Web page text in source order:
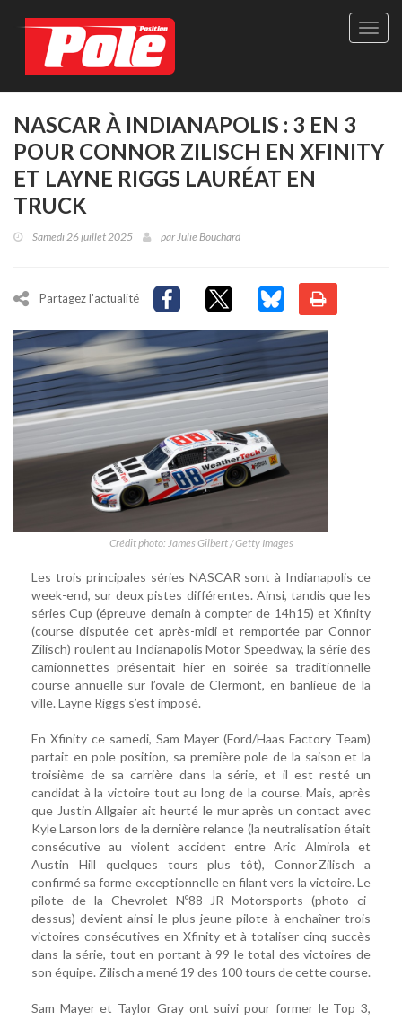
Site
Le
NASCAR À INDIANAPOLIS : 3 EN 3
POUR CONNOR ZILISCH EN XFINITY
ET LAYNE RIGGS LAURÉAT EN
TRUCK
Samedi 26 juillet 2025 parJulie Bouchard
Partagez l'actualité
Crédit photo: James Gilbert / Getty Images
Les trois principales séries NASCAR sont à Indianapolis ce
week-end, sur deux pistes différentes. Ainsi, tandis que les
séries Cup (épreuve demain à compter de 14h15) et Xfinity
(course disputée cet après-midi et remportée par Connor
Zilisch) roulent au Indianapolis Motor Speedway, la série des
camionnettes présentait hier en soirée sa traditionnelle
course annuelle sur l’ovale de Clermont, en banlieue de la
ville. Layne Riggs s’est imposé.
En Xfinity ce samedi, Sam Mayer (Ford/Haas Factory Team)
partait en pole position, sa première pole de la saison et la
troisième de sa carrière dans la série, et il est resté un
candidat à la victoire tout au long de la course. Mais, après
que Justin Allgaier ait heurté le mur après un contact avec
Kyle Larson lors de la dernière relance (la neutralisation était
consécutive au violent accident entre Aric Almirola et
Austin Hill quelques tours plus tôt), Connor Zilisch a
confirmé sa forme exceptionnelle en filant vers la victoire. Le
pilote de la Chevrolet Nº88 JR Motorsports (photo ci-
dessus) devient ainsi le plus jeune pilote à enchaîner trois
victoires consécutives en Xfinity et à totaliser cinq succès
dans la série, tout en portant à 99 le total des victoires de
son équipe. Zilisch a mené 19 des 100 tours de cette course.
Sam Mayer et Taylor Gray ont suivi pour former le Top 3,